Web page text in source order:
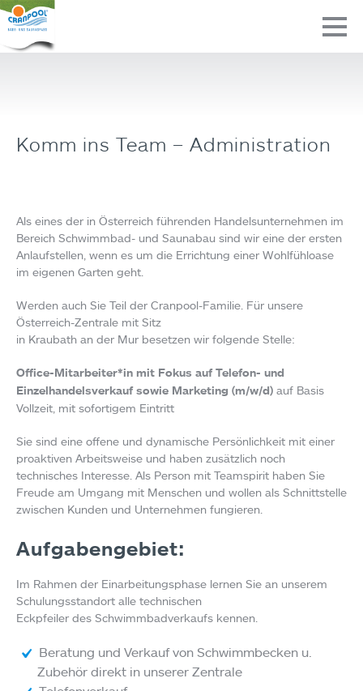
Komm ins Team – Administration
Als eines der in Österreich führenden Handelsunternehmen im
Bereich Schwimmbad- und Saunabau sind wir eine der ersten
Anlaufstellen, wenn es um die Errichtung einer Wohlfühloase
im eigenen Garten geht.
Werden auch Sie Teil der Cranpool-Familie. Für unsere
Österreich-Zentrale mit Sitz
in Kraubath an der Mur besetzen wir folgende Stelle:
Office-Mitarbeiter*in mit Fokus auf Telefon- und
Einzelhandelsverkauf sowie Marketing (m/w/d) auf Basis
Vollzeit, mit sofortigem Eintritt
Sie sind eine offene und dynamische Persönlichkeit mit einer
proaktiven Arbeitsweise und haben zusätzlich noch
technisches Interesse. Als Person mit Teamspirit haben Sie
Freude am Umgang mit Menschen und wollen als Schnittstelle
zwischen Kunden und Unternehmen fungieren.
Aufgabengebiet:
Im Rahmen der Einarbeitungsphase lernen Sie an unserem
Schulungsstandort alle technischen
Eckpfeiler des Schwimmbadverkaufs kennen.
Beratung und Verkauf von Schwimmbecken u.
Zubehör direkt in unserer Zentrale